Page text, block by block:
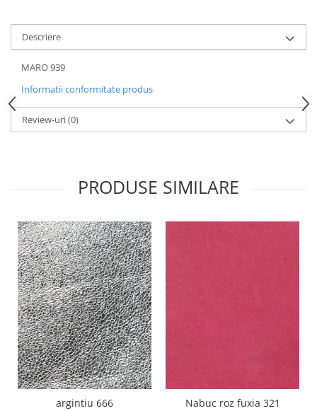
Descriere
MARO 939
Informatii conformitate produs
Review-uri(0)
PRODUSE SIMILARE
argintiu 666 Nabuc roz fuxia 321